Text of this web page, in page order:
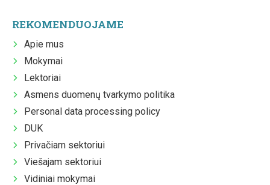
REKOMENDUOJAME
Apie mus
Mokymai
Lektoriai
Asmens duomenų tvarkymo politika
Personal data processing policy
DUK
Privačiam sektoriui
Viešajam sektoriui
Vidiniai mokymai